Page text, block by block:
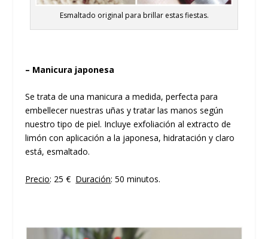
Esmaltado original para brillar estas fiestas.
– Manicura japonesa
Se trata de una manicura a medida, perfecta para
embellecer nuestras uñas y tratar las manos según
nuestro tipo de piel. Incluye exfoliación al extracto de
limón con aplicación a la japonesa, hidratación y claro
está, esmaltado.
Precio: 25 € Duración: 50 minutos.